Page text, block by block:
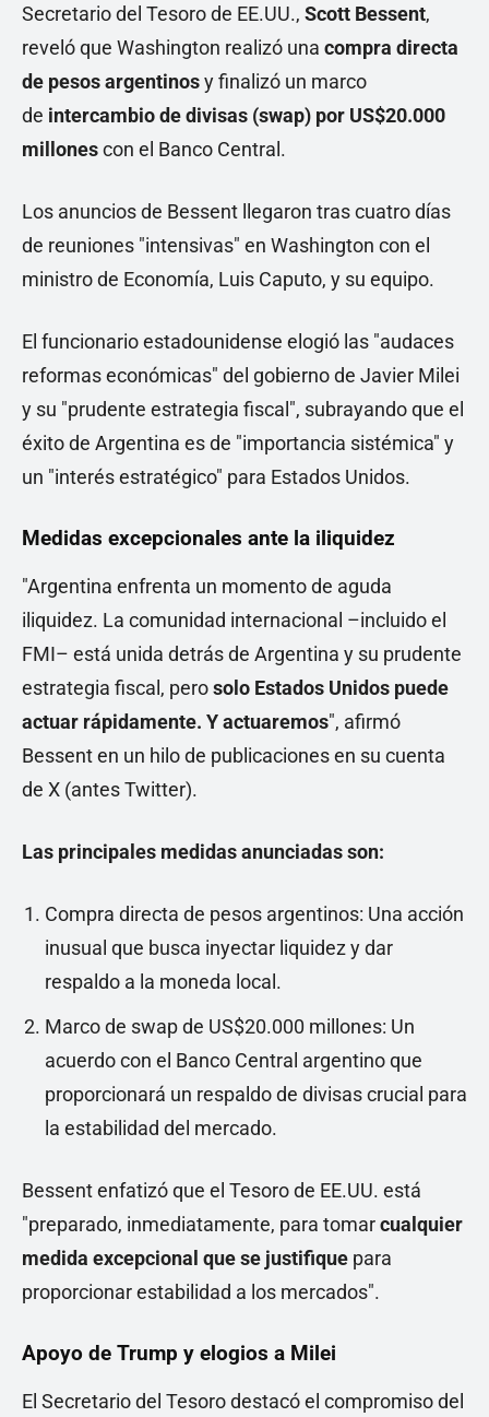
Secretario del Tesoro de EE.UU., Scott Bessent,
reveló que Washington realizó una compra directa
de pesos argentinosy finalizó un marco
de intercambio de divisas (swap) por US$20.000
millonescon el Banco Central.
Los anuncios de Bessent llegaron tras cuatro días
de reuniones "intensivas" en Washington con el
ministro de Economía, Luis Caputo, y su equipo.
El funcionario estadounidense elogió las "audaces
reformas económicas" del gobierno de Javier Milei
y su "prudente estrategia fiscal", subrayando que el
éxito de Argentina es de "importancia sistémica" y
un "interés estratégico" para Estados Unidos.
Medidas excepcionales ante la iliquidez
"Argentina enfrenta un momento de aguda
iliquidez. La comunidad internacional –incluido el
FMI– está unida detrás de Argentina y su prudente
estrategia fiscal, perosolo Estados Unidos puede
actuar rápidamente. Y actuaremos", afirmó
Bessent en un hilo de publicaciones en su cuenta
de X (antes Twitter).
Las principales medidas anunciadas son:
Compra directa de pesos argentinos: Una acción
inusual que busca inyectar liquidez y dar
respaldo a la moneda local.
Marco de swap de US$20.000 millones: Un
acuerdo con el Banco Central argentino que
proporcionará un respaldo de divisas crucial para
la estabilidad del mercado.
Bessent enfatizó que el Tesoro de EE.UU. está
"preparado, inmediatamente, para tomarcualquier
medida excepcional que se justifique para
proporcionar estabilidad a los mercados".
Apoyo de Trump y elogios a Milei
El Secretario del Tesoro destacó el compromiso del